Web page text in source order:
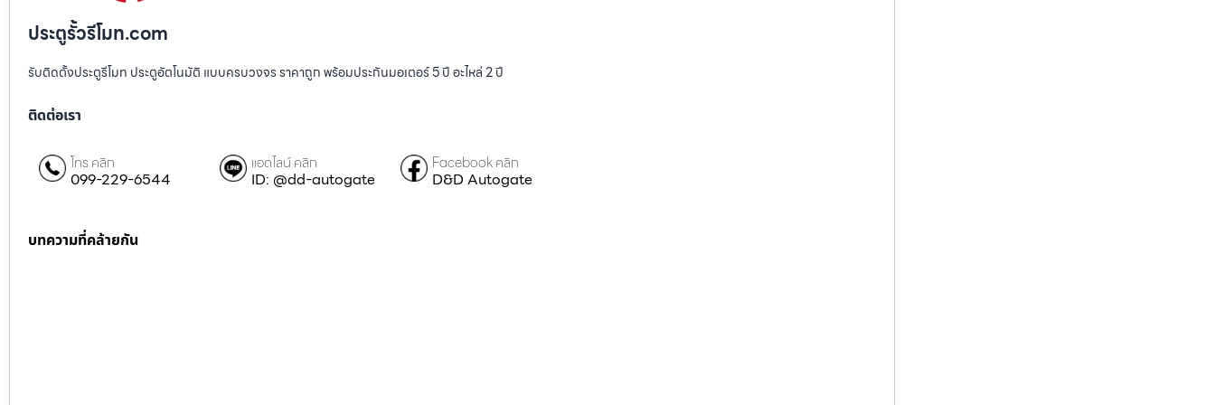
ประตูรั้วรีโมท.com
รับติดตั้งประตูรีโมท ประตูอัตโนมัติ แบบครบวงจร ราคาถูก พร้อมประกันมอเตอร์ 5 ปี อะไหล่ 2 ปี
ติดต่อเรา
โทร คลิก
099-229-6544
แอดไลน์ คลิก
ID: @dd-autogate
Facebook คลิก
D&D Autogate
บทความที่คล้ายกัน